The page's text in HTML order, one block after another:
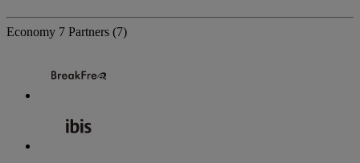
Economy 7 Partners (7)